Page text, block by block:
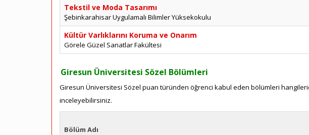
Tekstil ve Moda Tasarımı
Şebinkarahisar Uygulamalı Bilimler Yüksekokulu
Kültür Varlıklarını Koruma ve Onarım
Görele Güzel Sanatlar Fakültesi
Giresun Üniversitesi Sözel Bölümleri
Giresun Üniversitesi Sözel puan türünden öğrenci kabul eden bölümleri
inceleyebilirsiniz.
Bölüm Adı